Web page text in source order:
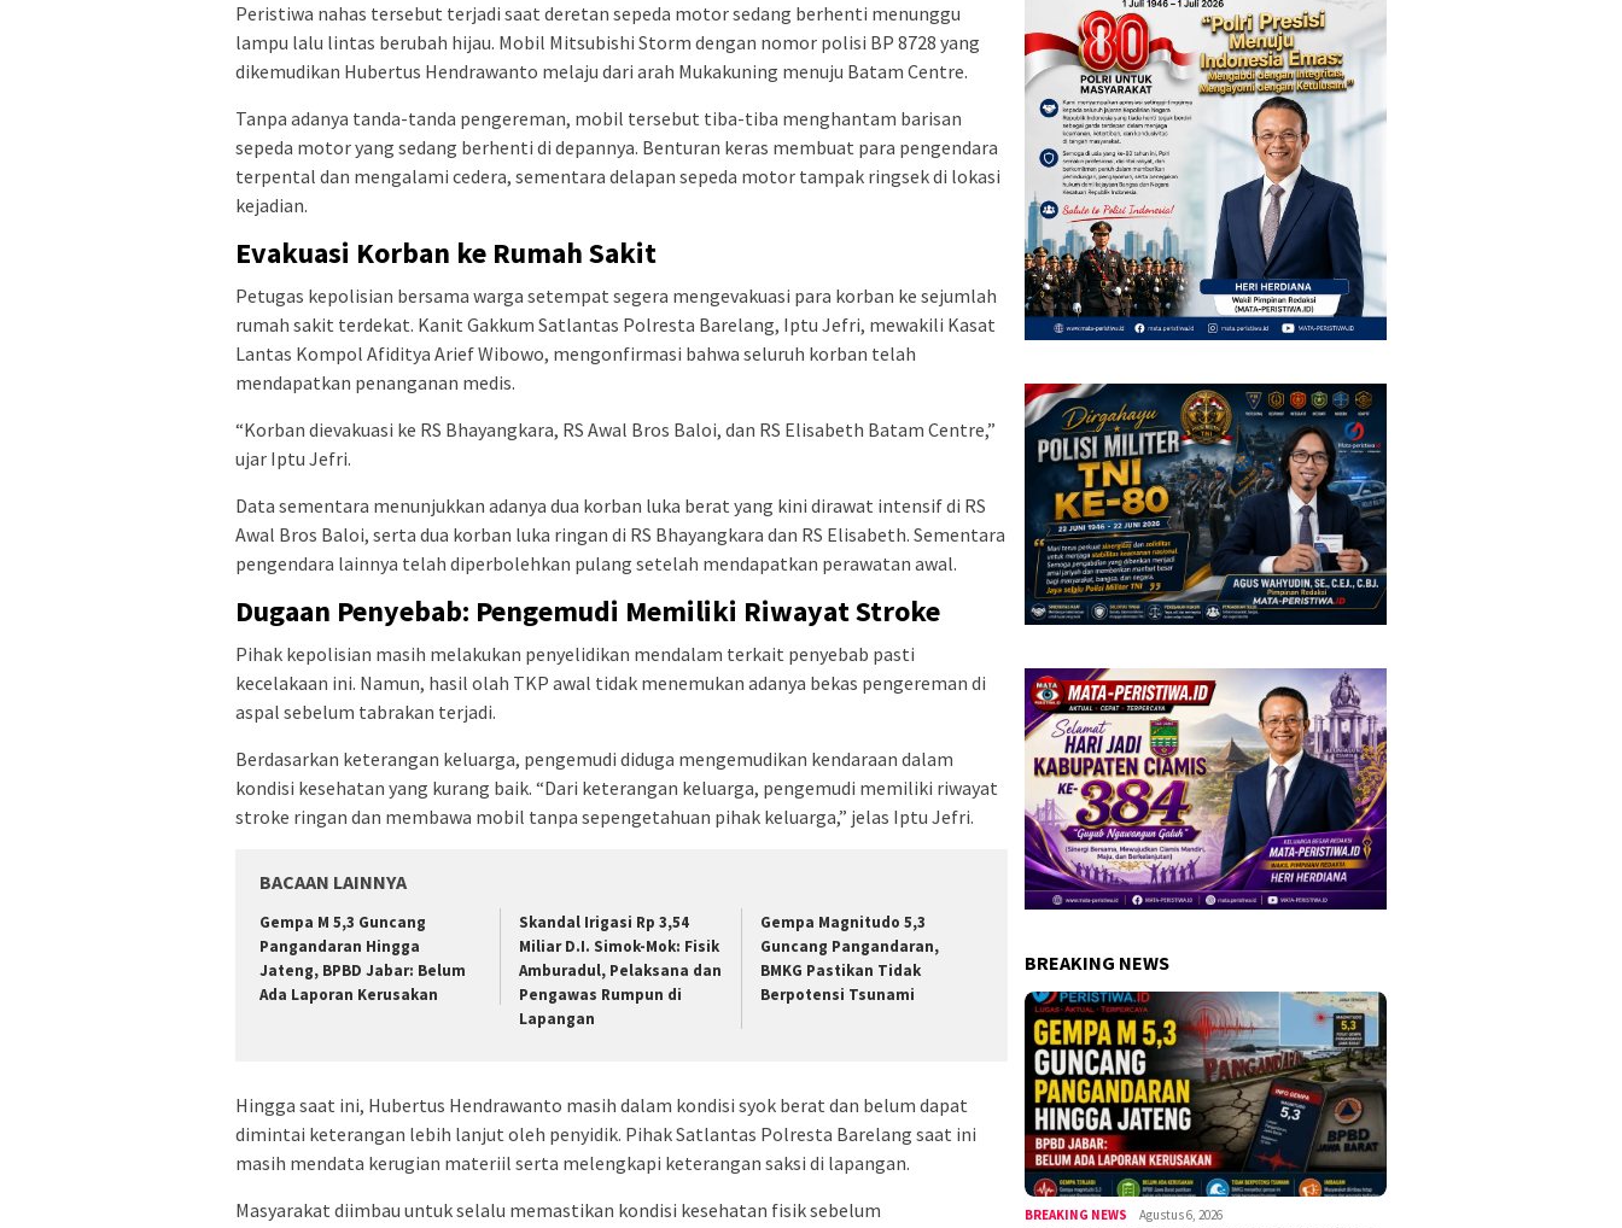
Peristiwa nahas tersebut terjadi saat deretan sepeda motor sedang berhenti menunggu
lampu lalu lintas berubah hijau. Mobil Mitsubishi Storm dengan nomor polisi BP 8728 yang
dikemudikan Hubertus Hendrawanto melaju dari arah Mukakuning menuju Batam Centre.
Tanpa adanya tanda-tanda pengereman, mobil tersebut tiba-tiba menghantam barisan
sepeda motor yang sedang berhenti di depannya. Benturan keras membuat para pengendara
terpental dan mengalami cedera, sementara delapan sepeda motor tampak ringsek di lokasi
kejadian.
Evakuasi Korban ke Rumah Sakit
Petugas kepolisian bersama warga setempat segera mengevakuasi para korban ke sejumlah
rumah sakit terdekat. Kanit Gakkum Satlantas Polresta Barelang, Iptu Jefri, mewakili Kasat
Lantas Kompol Afiditya Arief Wibowo, mengonfirmasi bahwa seluruh korban telah
mendapatkan penanganan medis.
“Korban dievakuasi ke RS Bhayangkara, RS Awal Bros Baloi, dan RS Elisabeth Batam Centre,”
ujar Iptu Jefri.
Data sementara menunjukkan adanya dua korban luka berat yang kini dirawat intensif di RS
Awal Bros Baloi, serta dua korban luka ringan di RS Bhayangkara dan RS Elisabeth. Sementara
pengendara lainnya telah diperbolehkan pulang setelah mendapatkan perawatan awal.
Dugaan Penyebab: Pengemudi Memiliki Riwayat Stroke
Pihak kepolisian masih melakukan penyelidikan mendalam terkait penyebab pasti
kecelakaan ini. Namun, hasil olah TKP awal tidak menemukan adanya bekas pengereman di
aspal sebelum tabrakan terjadi.
Berdasarkan keterangan keluarga, pengemudi diduga mengemudikan kendaraan dalam
kondisi kesehatan yang kurang baik. “Dari keterangan keluarga, pengemudi memiliki riwayat
stroke ringan dan membawa mobil tanpa sepengetahuan pihak keluarga,” jelas Iptu Jefri.
BACAAN LAINNYA
Gempa M 5,3 Guncang
Pangandaran Hingga
Jateng, BPBD Jabar: Belum
Ada Laporan Kerusakan
Skandal Irigasi Rp 3,54
Miliar D.I. Simok-Mok: Fisik
Amburadul, Pelaksana dan
Pengawas Rumpun di
Lapangan
Gempa Magnitudo 5,3
Guncang Pangandaran,
BMKG Pastikan Tidak
Berpotensi Tsunami
Hingga saat ini, Hubertus Hendrawanto masih dalam kondisi syok berat dan belum dapat
dimintai keterangan lebih lanjut oleh penyidik. Pihak Satlantas Polresta Barelang saat ini
masih mendata kerugian materiil serta melengkapi keterangan saksi di lapangan.
Masyarakat diimbau untuk selalu memastikan kondisi kesehatan fisik sebelum
BREAKING NEWS
BREAKING NEWS Agustus 6, 2026